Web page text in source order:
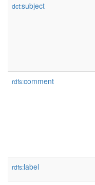
dct:subject
rdfs:comment
rdfs:label